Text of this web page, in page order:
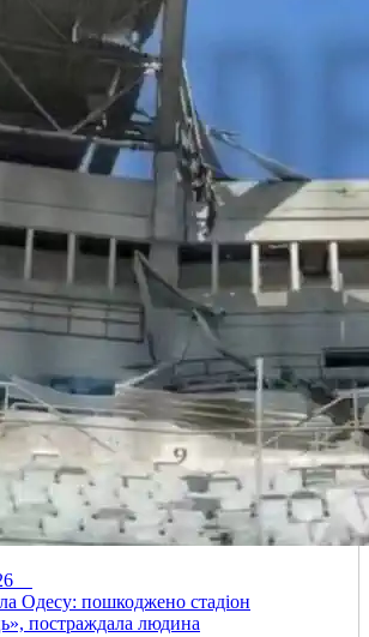
Одесу: пошкоджено стадіон
постраждала людина